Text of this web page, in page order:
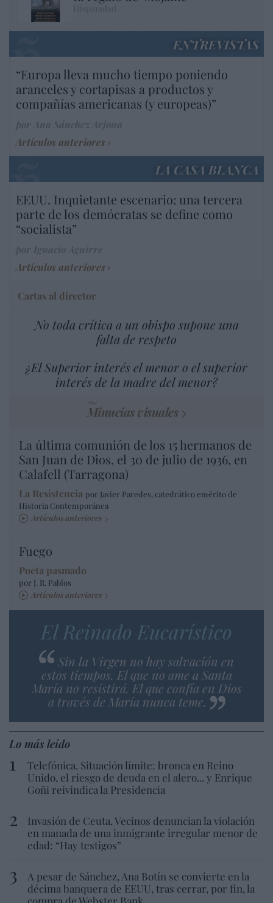
ENTREVISTAS
“Europa lleva mucho tiempo poniendo
aranceles y cortapisas a productos y
compañías americanas (y europeas)”
Artículos anteriores
LA CASA BLANCA
EEUU. Inquietante escenario: una tercera
parte de los demócratas se define como
“socialista”
Artículos anteriores
Cartas al director
No toda crítica a un obispo supone una
falta de respeto
¿El Superior interés el menor o el superior
interés de la madre del menor?
Minucias visuales
La última comunión de los 15 hermanos de
San Juan de Dios, el 30 de julio de 1936, en
Calafell (Tarragona)
La Resistencia por Javier Paredes, catedrático emérito de
Historia Contemporánea
Artículos anteriores
Fuego
Poeta pasmado
por J. R. Pablos
Artículos anteriores
El Reinado Eucarístico
Sin la Virgen no hay salvación en
estos tiempos. El que no ame a Santa
María no resistirá. El que confía en Dios
a través de María nunca teme.
Lo más leído
Telefónica. Situación límite: bronca en Reino
Unido, el riesgo de deuda en el alero... y Enrique
Goñi reivindica la Presidencia
Invasión de Ceuta. Vecinos denuncian la violación
en manada de una inmigrante irregular menor de
edad: “Hay testigos”
A pesar de Sánchez, Ana Botín se convierte en la
décima banquera de EEUU, tras cerrar, por fin, la